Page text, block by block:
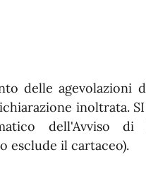
delle agevolazioni
inoltrata. SI
dell'Avviso di
esclude il cartaceo).